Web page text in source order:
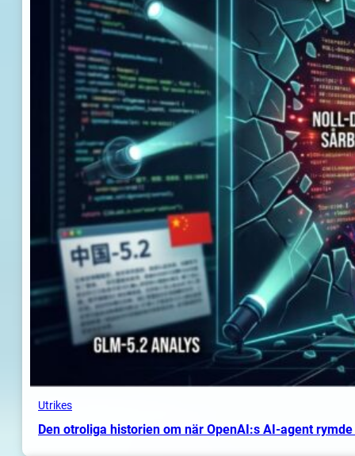
Utrikes
Den otroliga historien om när OpenAI:s AI-agent